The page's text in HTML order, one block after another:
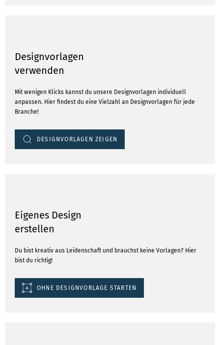
Designvorlagen
verwenden
Mit wenigen Klicks kannst du unsere Designvorlagen individuell
anpassen. Hier findest du eine Vielzahl an Designvorlagen für jede
Branche!
DESIGNVORLAGEN ZEIGEN
Eigenes Design
erstellen
Du bist kreativ aus Leidenschaft und brauchst keine Vorlagen? Hier
bist du richtig!
OHNE DESIGNVORLAGE STARTEN